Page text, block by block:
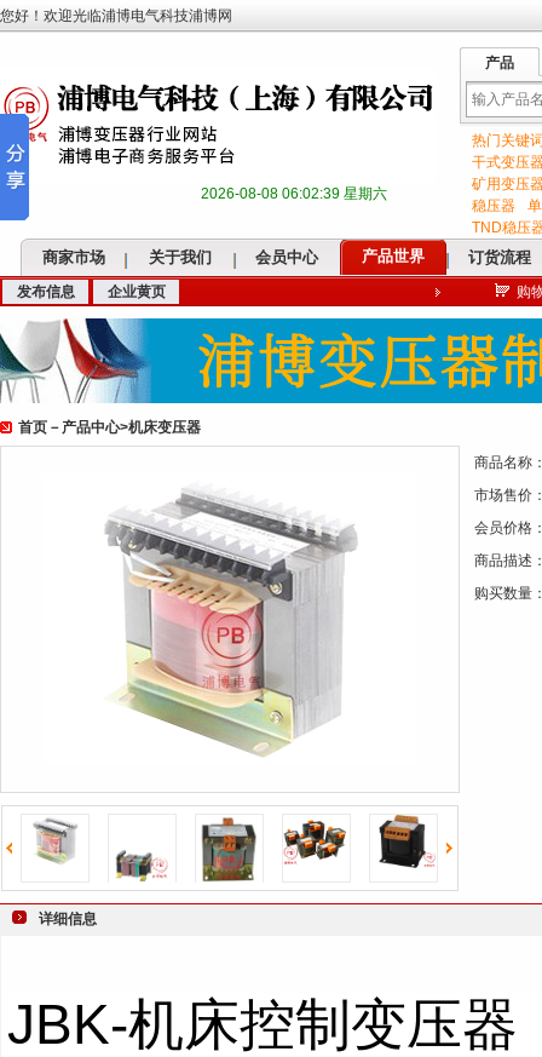
您好！欢迎光临浦博电气科技浦博网
2026-08-08 06:02:40 星期六
产品
输热门关键
干式变压
矿用变压
稳压器
TND稳压
商家市场 关于我们 会员中心 产品世界 订货流程
发布信息 企业黄页 购
首页 － 产品中心>机床变压器
商品名称
市场售价
会员价格
商品描述
购买数量
详细信息
JBK-机床控制变压器